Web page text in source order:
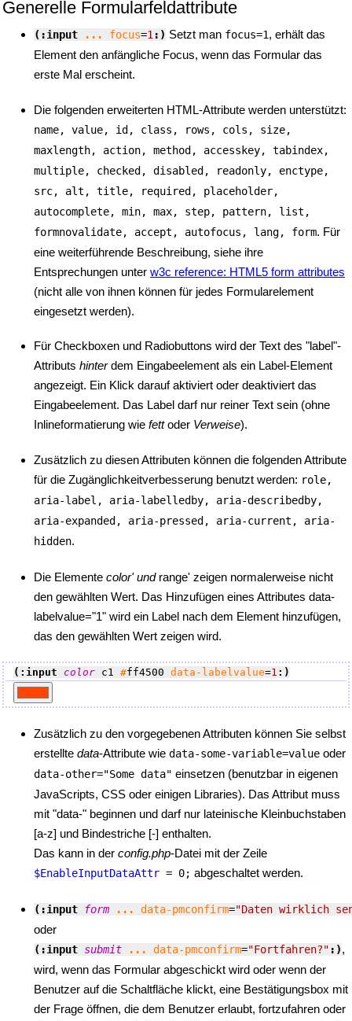
Generelle Formularfeldattribute
(:input ... focus=1 :) Setzt man focus=1, erhält das
Element den anfängliche Focus, wenn das Formular das
erste Mal erscheint.
Die folgenden erweiterten HTML-Attribute werden unterstützt:
name, value, id, class, rows, cols, size,
maxlength, action, method, accesskey, tabindex,
multiple, checked, disabled, readonly, enctype,
src, alt, title, required, placeholder,
autocomplete, min, max, step, pattern, list,
formnovalidate, accept, autofocus, lang, form. Für
eine weiterführende Beschreibung, siehe ihre
Entsprechungen unter w3c reference: HTML5 form attributes
(nicht alle von ihnen können für jedes Formularelement
eingesetzt werden).
Für Checkboxen und Radiobuttons wird der Text des "label"-
Attributs hinterdem Eingabeelement als ein Label-Element
angezeigt. Ein Klick darauf aktiviert oder deaktiviert das
Eingabeelement. Das Label darf nur reiner Text sein (ohne
Inlineformatierung wie fettoder Verweise).
Zusätzlich zu diesen Attributen können die folgenden Attribute
für die Zugänglichkeitverbesserung benutzt werden: role,
aria-label, aria-labelledby, aria-describedby,
aria-expanded, aria-pressed, aria-current, aria-
hidden.
Die Elemente color' und range' zeigen normalerweise nicht
den gewählten Wert. Das Hinzufügen eines Attributes data-
labelvalue="1" wird ein Label nach dem Element hinzufügen,
das den gewählten Wert zeigen wird.
(:input color c1 #ff4500 data-labelvalue=1 :)
Zusätzlich zu den vorgegebenen Attributen können Sie selbst
erstellte data-Attribute wie data-some-variable=value oder
data-other="Some data" einsetzen (benutzbar in eigenen
JavaScripts, CSS oder einigen Libraries). Das Attribut muss
mit "data-" beginnen und darf nur lateinische Kleinbuchstaben
[a-z] und Bindestriche [-] enthalten.
Das kann in der config.php-Datei mit der Zeile
$EnableInputDataAttr = 0; abgeschaltet werden.
(:input form ... data-pmconfirm="Daten wirklich
oder
(:input submit ... data-pmconfirm="Fortfahren?" :),
wird, wenn das Formular abgeschickt wird oder wenn der
Benutzer auf die Schaltfläche klickt, eine Bestätigungsbox mit
der Frage öffnen, die dem Benutzer erlaubt, fortzufahren oder